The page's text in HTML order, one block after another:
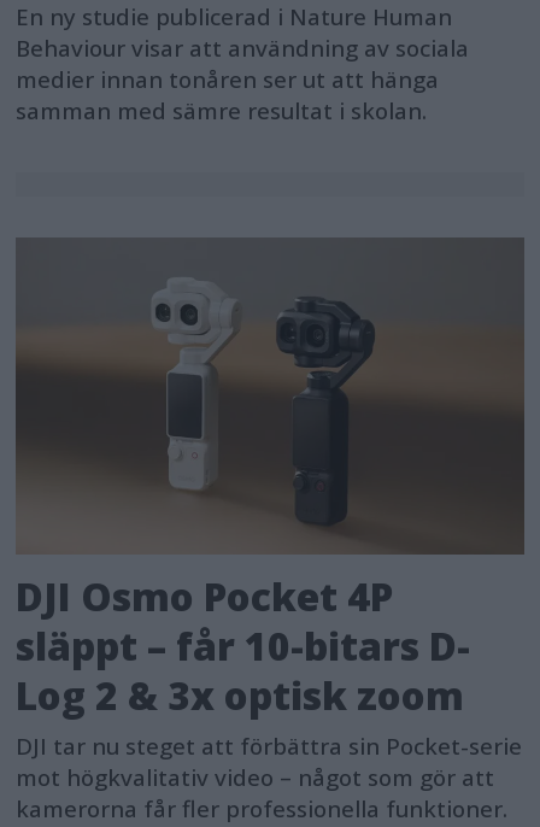
En ny studie publicerad i Nature Human
Behaviour visar att användning av sociala
medier innan tonåren ser ut att hänga
samman med sämre resultat i skolan.
DJI Osmo Pocket 4P
släppt – får 10-bitars D-
Log 2 & 3x optisk zoom
DJI tar nu steget att förbättra sin Pocket-serie
mot högkvalitativ video – något som gör att
kamerorna får fler professionella funktioner.